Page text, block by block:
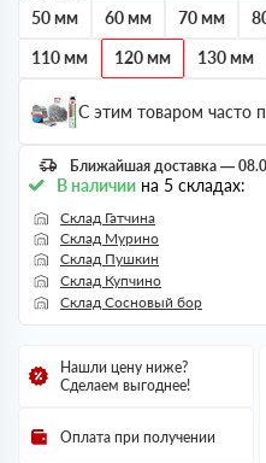
50 мм
60 мм 70 мм
110 мм
120 мм 130 мм
С этим товаром часто
Ближайшая доставка —
В наличии на 5 складах:
Склад Гатчина
Склад Мурино
Склад Пушкин
Склад Купчино
Склад Сосновый бор
Нашли цену ниже?
Сделаем выгоднее!
Оплата при получении